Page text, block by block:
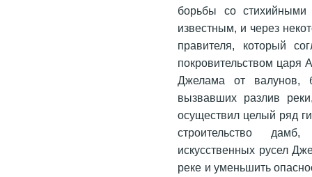
борьбы со
известным, и через
правителя, который
покровительством царя
Джелама от валунов,
вызвавших разлив
осуществил целый ряд
строительство дамб,
искусственных русел
реке и уменьшить